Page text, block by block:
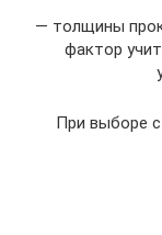
— толщины
фактор
При выборе